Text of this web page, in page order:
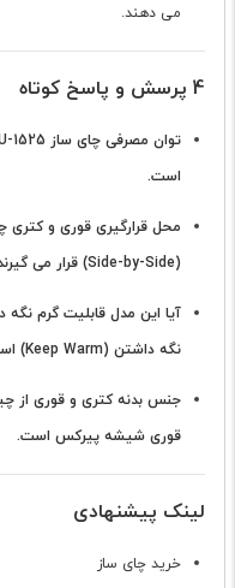
می دهند.
4 پرسش و پاسخ کوتاه
توان مصرفی چای ساز RU-1525 چقدر است؟
است.
محل قرارگیری قوری و کتری
(Side-by-Side) قرار می گیرند.
آیا این مدل قابلیت گرم نگه
نگه داشتن (Keep Warm) است.
جنس بدنه کتری و قوری از
قوری شیشه پیرکس است.
لینک پیشنهادی
خرید چای ساز